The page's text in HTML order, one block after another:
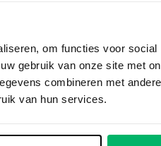
om functies voor
gebruik van onze site met
combineren met
van hun services.
Support
je nu een email met de
In de mail staat verdere